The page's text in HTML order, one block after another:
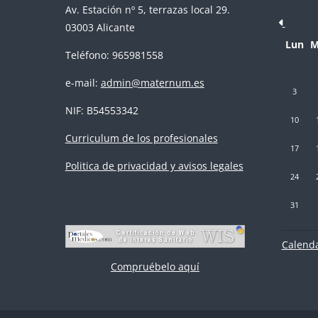
Av. Estación nº 5, terrazas local 29.
03003 Alicante
Teléfono: 965981558
e-mail: admin@maternum.es
NIF: B54553342
Curriculum de los profesionales
Politica de privacidad y avisos legales
Compruébelo aquí
Lunes
Lun
Sin
3
Sin
10
Sin
17
Sin
24
Sin
31